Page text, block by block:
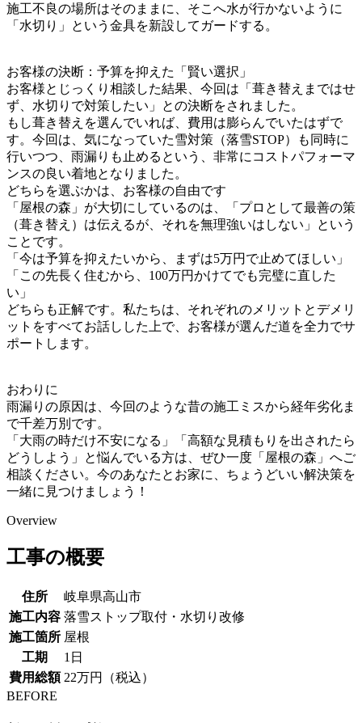
施工不良の場所はそのままに、そこへ水が行かないように
「水切り」という金具を新設してガードする。
お客様の決断：予算を抑えた「賢い選択」
お客様とじっくり相談した結果、今回は「葺き替えまではせ
ず、水切りで対策したい」との決断をされました。
もし葺き替えを選んでいれば、費用は膨らんでいたはずで
す。今回は、気になっていた雪対策（落雪STOP）も同時に
行いつつ、雨漏りも止めるという、非常にコストパフォーマ
ンスの良い着地となりました。
どちらを選ぶかは、お客様の自由です
「屋根の森」が大切にしているのは、「プロとして最善の策
（葺き替え）は伝えるが、それを無理強いはしない」という
ことです。
「今は予算を抑えたいから、まずは5万円で止めてほしい」
「この先長く住むから、100万円かけてでも完璧に直した
い」
どちらも正解です。私たちは、それぞれのメリットとデメリ
ットをすべてお話しした上で、お客様が選んだ道を全力でサ
ポートします。
おわりに
雨漏りの原因は、今回のような昔の施工ミスから経年劣化ま
で千差万別です。
「大雨の時だけ不安になる」「高額な見積もりを出されたら
どうしよう」と悩んでいる方は、ぜひ一度「屋根の森」へご
相談ください。今のあなたとお家に、ちょうどいい解決策を
一緒に見つけましょう！
Overview
工事の概要
住所
岐阜県高山市
施工内容 落雪ストップ取付・水切り改修
施工箇所 屋根
工期
1日
費用総額 22万円（税込）
BEFORE